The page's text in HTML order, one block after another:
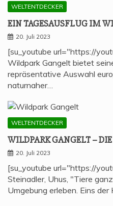
WELTENTDECKER
EIN TAGES­AUS­FLUG IM
20. Juli 2023
[su_youtube url="https://
Wildpark Gangelt bietet
repräsentative Auswahl
naturnaher…
WELTENTDECKER
WILD­PARK GAN­GELT –
20. Juli 2023
[su_youtube url="https://
Steinadler, Uhus, "Tiere
Umgebung erleben. Eins